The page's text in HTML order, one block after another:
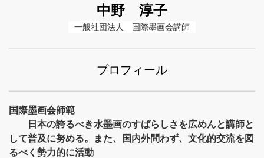
中野 淳子
一般社団法人　国際墨画会講師
プロフィール
国際墨画会師範
日本の誇るべき水墨画のすばらしさを広めんと講師と
して普及に努める。また、国内外問わず、文化的交流を図
るべく勢力的に活動